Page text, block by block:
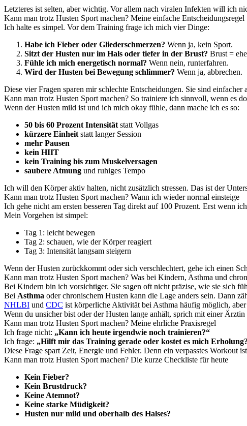
Letzteres ist selten, aber wichtig. Vor allem nach viralen Infekten will ich
Kann man trotz Husten Sport machen? Meine einfache Entscheidungsregel
Ich halte es simpel. Vor dem Training frage ich mich vier Dinge:
Habe ich Fieber oder Gliederschmerzen? Wenn ja, kein Sport.
Sitzt der Husten nur im Hals oder tiefer in der Brust? Brust =
Fühle ich mich energetisch normal? Wenn nein, runterfahren.
Wird der Husten bei Bewegung schlimmer? Wenn ja, abbrechen.
Diese vier Fragen sparen mir schlechte Entscheidungen. Sie sind
Kann man trotz Husten Sport machen? So trainiere ich sinnvoll, wenn es
Wenn der Husten mild ist und ich mich okay fühle, dann mache ich es so:
50 bis 60 Prozent Intensität statt Vollgas
kürzere Einheit statt langer Session
mehr Pausen
kein HIIT
kein Training bis zum Muskelversagen
saubere Atmung und ruhiges Tempo
Ich will den Körper aktiv halten, nicht zusätzlich stressen. Das ist der
Kann man trotz Husten Sport machen? Wann ich wieder normal einsteige
Ich gehe nicht am ersten besseren Tag direkt auf 100 Prozent. Erst wenn
Mein Vorgehen ist simpel:
Tag 1: leicht bewegen
Tag 2: schauen, wie der Körper reagiert
Tag 3: Intensität langsam steigern
Wenn der Husten zurückkommt oder sich verschlechtert, gehe ich einen
Kann man trotz Husten Sport machen? Was bei Kindern, Asthma und
Bei Kindern bin ich vorsichtiger. Sie sagen oft nicht präzise, wie sie sich
Bei Asthma oder chronischem Husten kann die Lage anders sein. Dann
NHLBI und CDC ist körperliche Aktivität bei Asthma häufig möglich,
Wenn du unsicher bist oder der Husten lange anhält, sprich mit einer
Kann man trotz Husten Sport machen? Meine ehrliche Praxisregel
Ich frage nicht: „Kann ich heute irgendwie noch trainieren?“
Ich frage: „Hilft mir das Training gerade oder kostet es mich
Diese Frage spart Zeit, Energie und Fehler. Denn ein verpasstes Workout
Kann man trotz Husten Sport machen? Die kurze Checkliste für heute
Kein Fieber?
Kein Brustdruck?
Keine Atemnot?
Keine starke Müdigkeit?
Husten nur mild und oberhalb des Halses?